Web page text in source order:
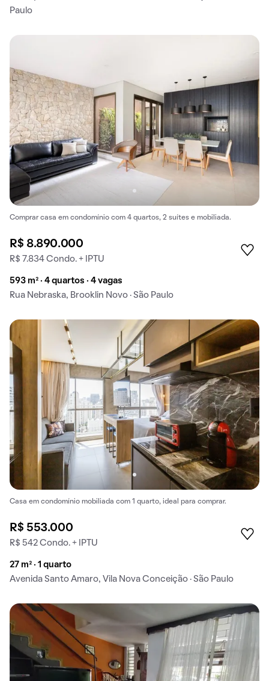
Paulo
Comprar casa em condomínio com 4 quartos, 2 suítes e mobiliada.
R$ 8.890.000
R$ 7.834 Condo. + IPTU
593 m² · 4 quartos · 4 vagas
Rua Nebraska, Brooklin Novo · São Paulo
Casa em condomínio mobiliada com 1 quarto, ideal para comprar.
R$ 553.000
R$ 542 Condo. + IPTU
27 m² · 1 quarto
Avenida Santo Amaro, Vila Nova Conceição · São Paulo